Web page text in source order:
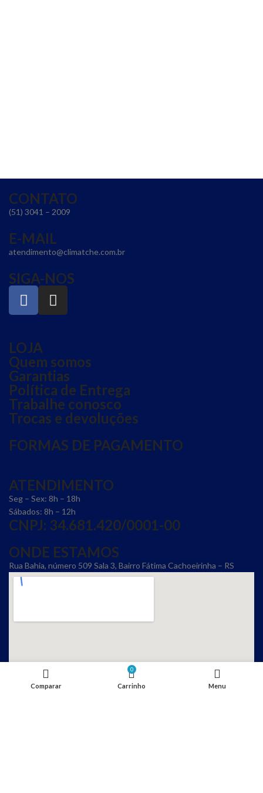
CONTATO
(51) 3041 – 2009
E-MAIL
atendimento@climatche.com.br
SIGA-NOS
LOJA
Quem somos
Garantias
Política de Entrega
Trabalhe conosco
Trocas e devoluções
FORMAS DE PAGAMENTO
ATENDIMENTO
Seg – Sex: 8h – 18h
Sábados: 8h – 12h
CNPJ: 34.681.420/0001-00
ONDE ESTAMOS
Rua Bahia, número 509 Sala 3, Bairro Fátima Cachoeirinha – RS
Comparar
0
Carrinho Menu